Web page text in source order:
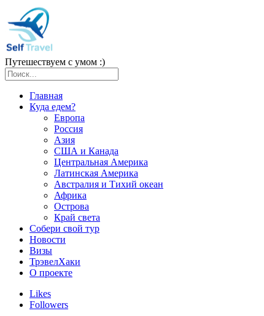
Путешествуем с умом :)
Главная
Куда едем?
Европа
Россия
Азия
США и Канада
Центральная Америка
Латинская Америка
Австралия и Тихий океан
Африка
Острова
Край света
Собери свой тур
Новости
Визы
ТрэвелХаки
О проекте
Likes
Followers